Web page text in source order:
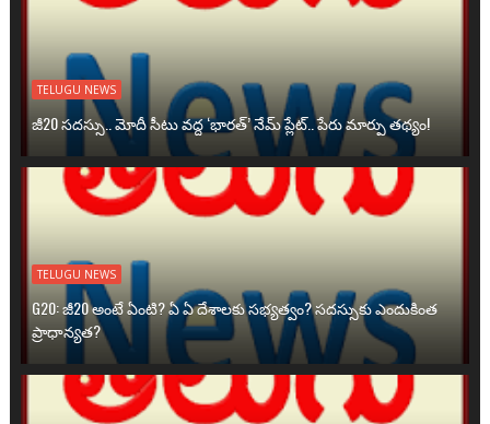
TELUGU NEWS
జీ20 సదస్సు.. మోదీ సీటు వద్ద ‘భారత్’ నేమ్ ప్లేట్‌.. పేరు మార్పు తథ్యం!
TELUGU NEWS
G20: జీ20 అంటే ఏంటి? ఏ ఏ దేశాలకు సభ్యత్వం? సదస్సుకు ఎందుకింత
ప్రాధాన్యత?